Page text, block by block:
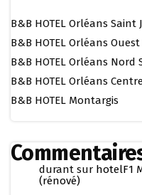
B&B HOTEL Orléans Saint
B&B HOTEL Orléans
B&B HOTEL Orléans Nord
B&B HOTEL Orléans
B&B HOTEL Montargis
durant sur hotelF1
(rénové)